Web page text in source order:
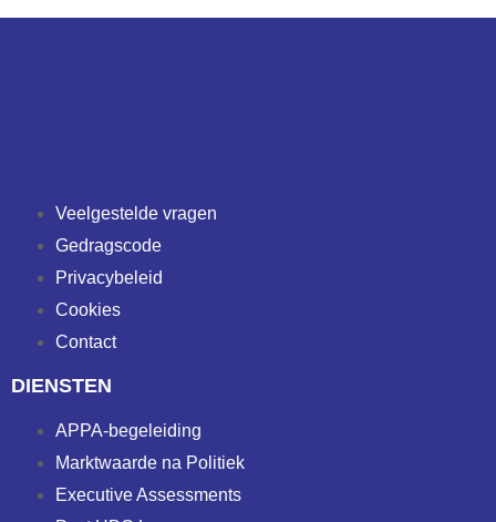
Veelgestelde vragen
Gedragscode
Privacybeleid
Cookies
Contact
DIENSTEN
APPA-begeleiding
Marktwaarde na Politiek
Executive Assessments